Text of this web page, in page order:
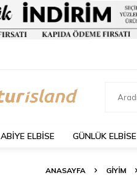
ABİYE ELBİSE GÜNLÜK ELBİSE
ANASAYFA GİYİM